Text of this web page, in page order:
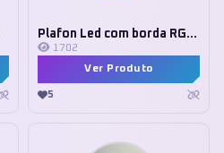
Plafon Led com borda RGB wifi
1702
Ver Produto
5